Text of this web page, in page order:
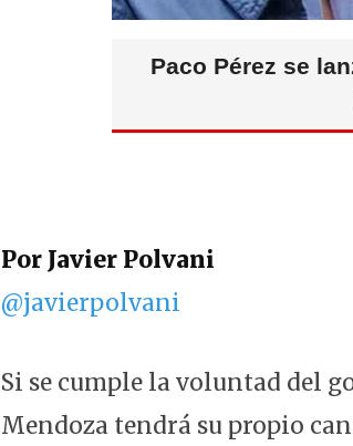
Paco Pérez se
Por Javier Polvani
@javierpolvani
Si se cumple la voluntad del
Mendoza tendrá su propio